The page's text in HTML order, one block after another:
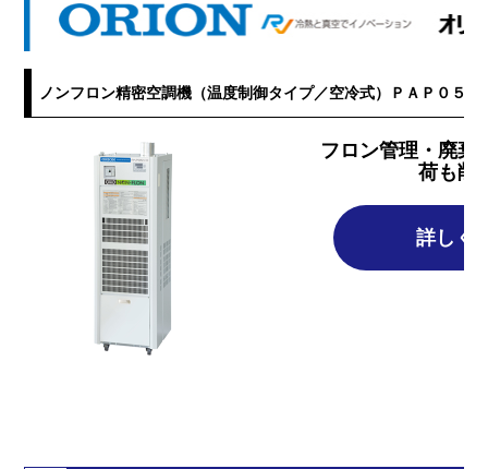
ノンフロン精密空調機（温度制御タイプ／空冷式）ＰＡＰ０５Ａ
フロン管理・廃棄
荷も削
詳しく